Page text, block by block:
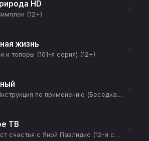
HD
(12+)
☆
жизнь
и топоры (101-я серия) (12+)
☆
Стройка. Инструкция по применению (Беседка) (12+)
☆
ТВ
45+ возраст счастья с Яной Павлидис (12-я серия) (12+)
☆